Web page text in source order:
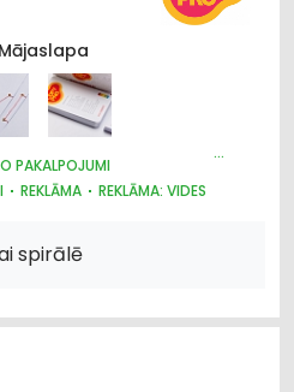
Mājaslapa
PAKALPOJUMI
REKLĀMA
REKLĀMA: VIDES
spirālē